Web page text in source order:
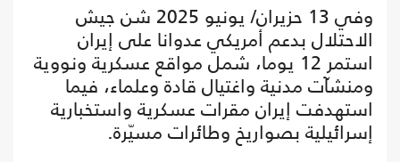
وفي 13 حزيران/ يونيو 2025 شن جيش
الاحتلال بدعم أمريكي عدوانا على إيران
استمر 12 يوما، شمل مواقع عسكرية ونووية
ومنشآت مدنية واغتيال قادة وعلماء، فيما
استهدفت إيران مقرات عسكرية واستخبارية
إسرائيلية بصواريخ وطائرات مسيّرة.